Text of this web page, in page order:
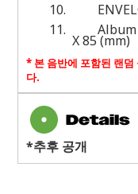
10.
11.
Album
X 85 (mm)
* 본 음반에 포함된 랜
다.
*추후 공개